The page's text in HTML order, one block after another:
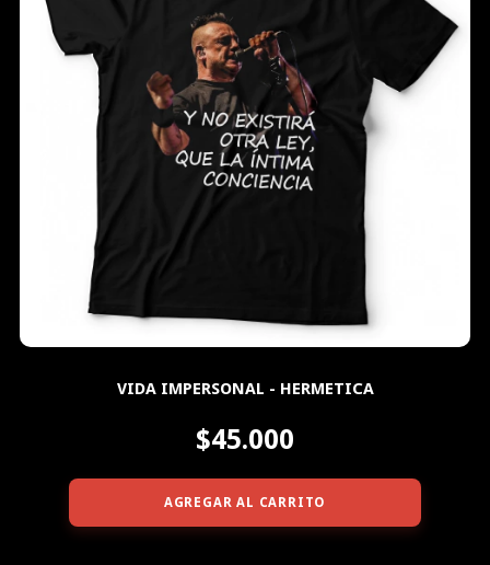
VIDA IMPERSONAL - HERMETICA
$45.000
AGREGAR AL CARRITO